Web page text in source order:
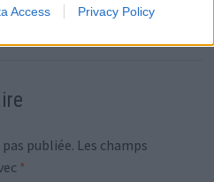
Access Privacy Policy
publiée. Les champs
*